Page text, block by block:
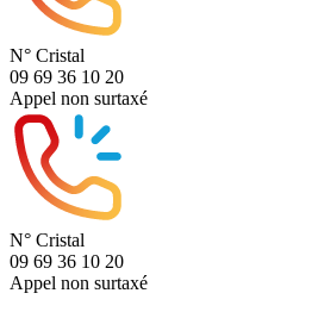
N° Cristal
09 69 36 10 20
Appel non surtaxé
N° Cristal
09 69 36 10 20
Appel non surtaxé